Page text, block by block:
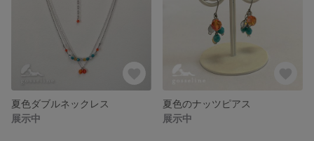
夏色ダブルネックレス
展示中
夏色のナッツピアス
展示中